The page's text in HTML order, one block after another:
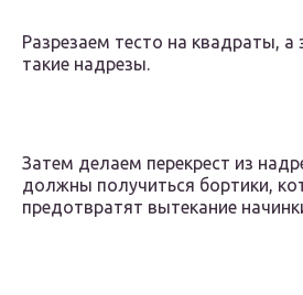
Разрезаем тесто на квадраты,
такие надрезы.
Затем делаем перекрест из
должны получиться бортики,
предотвратят вытекание